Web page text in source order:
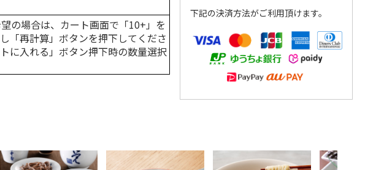
の場合は、カート画面で「10+」を
「再計算」ボタンを押下してくださ
に入れる」ボタン押下時の数量選択
下記の決済方法がご利用頂けます。